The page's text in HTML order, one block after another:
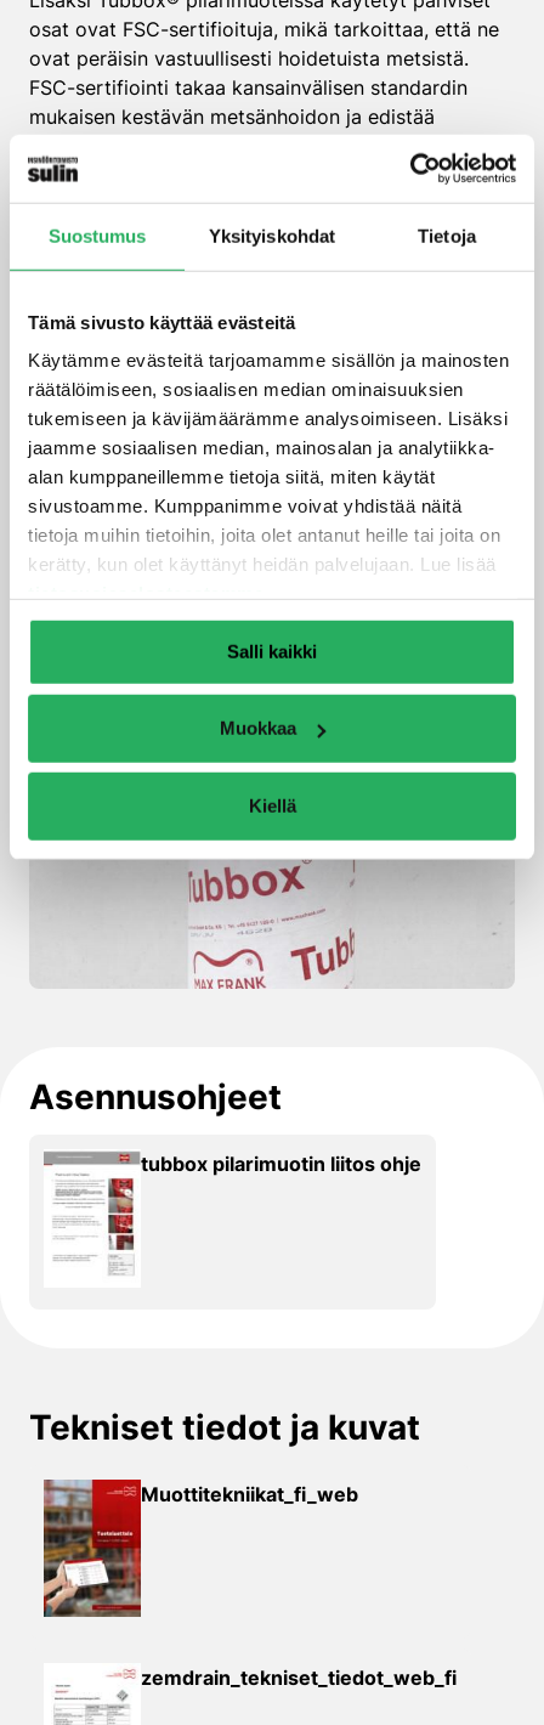
Suostumus Yksityiskohdat Tietoja
Tämä sivusto käyttää evästeitä
Käytämme evästeitä tarjoamamme sisällön ja mainosten
räätälöimiseen, sosiaalisen median ominaisuuksien
tukemiseen ja kävijämäärämme analysoimiseen. Lisäksi
jaamme sosiaalisen median, mainosalan ja analytiikka-
alan kumppaneillemme tietoja siitä, miten käytät
sivustoamme. Kumppanimme voivat yhdistää näitä
tietoja muihin tietoihin, joita olet antanut heille tai joita on
kerätty, kun olet käyttänyt heidän palvelujaan. Lue lisää
Salli kaikki
Muokkaa
Kiellä
osat ovat FSC-sertifioituja, mikä tarkoittaa, että ne
ovat peräisin vastuullisesti hoidetuista metsistä.
FSC-sertifiointi takaa kansainvälisen standardin
mukaisen kestävän metsänhoidon ja edistää
metsätaloudessa.
Edut
Nopea asennus ja purkaminen nopeuttavat
rakentamista
Helppo ja kätevä kuljetusta ja asennusta varten
Poistaa puhdistuksen ja palautuksen ajan ja
kustannukset
Useita pilareita voidaan valmistaa yhdellä
betonivalulla
Muottiöljyä ei tarvita
Asennusohjeet
tubbox pilarimuotin liitos ohje
Tekniset tiedot ja kuvat
Muottitekniikat_fi_web
zemdrain_tekniset_tiedot_web_fi